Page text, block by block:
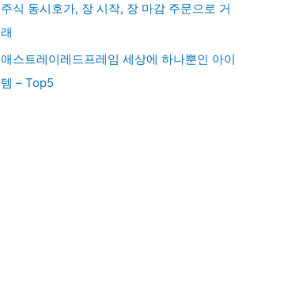
주식 동시호가, 장 시작, 장 마감 주문으로 거
래
애스트레이레드프레임 세상에 하나뿐인 아이
템 – Top5